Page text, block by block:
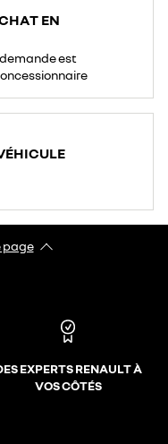
EN
est
page​
EXPERTS RENAULT À
VOS CÔTÉS